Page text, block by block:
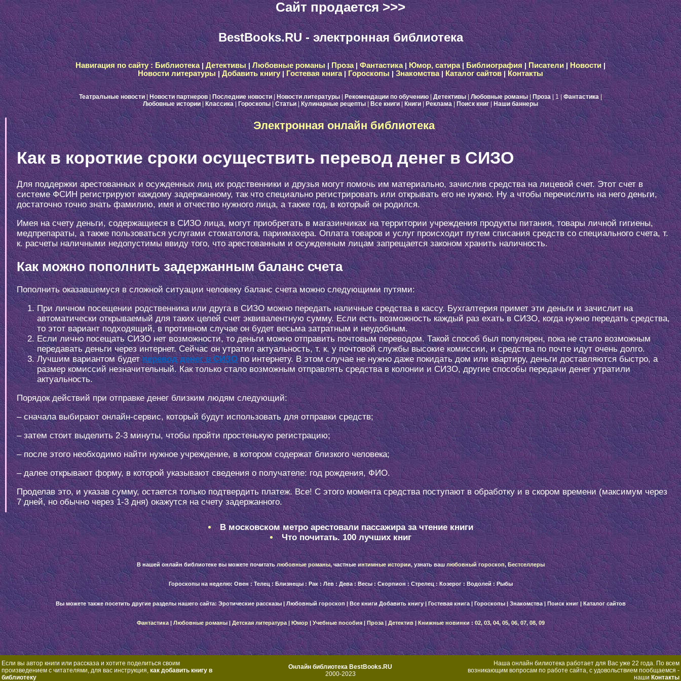
Сайт продается >>>
BestBooks.RU - электронная библиотека
Навигация по сайту : Библиотека| Детективы |Любовные романы|Проза| Фантастика|Юмор, сатира| Библиография| Писатели|Новости |
Новости литературы|Добавить книгу| Гостевая книга| Гороскопы|Знакомства|Каталог сайтов| Контакты
Театральные новости|Новости партнеров| Последние новости|Новости литературы|Рекомендации по обучению |Детективы|Любовные романы|Проза | 1 |Фантастика |
Любовные истории|Классика| Гороскопы|Статьи|Кулинарные рецепты |Все книги|Книги | Реклама| Поиск книг|Наши баннеры
Электронная онлайн библиотека
Как в короткие сроки осуществить перевод денег в СИЗО
Для поддержки арестованных и осужденных лиц их родственники и друзья могут помочь им материально, зачислив средства на лицевой счет. Этот счет в
системе ФСИН регистрируют каждому задержанному, так что специально регистрировать или открывать его не нужно. Ну а чтобы перечислить на него деньги,
достаточно точно знать фамилию, имя и отчество нужного лица, а также год, в который он родился.
Имея на счету деньги, содержащиеся в СИЗО лица, могут приобретать в магазинчиках на территории учреждения продукты питания, товары личной гигиены,
медпрепараты, а также пользоваться услугами стоматолога, парикмахера. Оплата товаров и услуг происходит путем списания средств со специального счета, т.
к. расчеты наличными недопустимы ввиду того, что арестованным и осужденным лицам запрещается законом хранить наличность.
Как можно пополнить задержанным баланс счета
Пополнить оказавшемуся в сложной ситуации человеку баланс счета можно следующими путями:
При личном посещении родственника или друга в СИЗО можно передать наличные средства в кассу. Бухгалтерия примет эти деньги и зачислит на
автоматически открываемый для таких целей счет эквивалентную сумму. Если есть возможность каждый раз ехать в СИЗО, когда нужно передать средства,
то этот вариант подходящий, в противном случае он будет весьма затратным и неудобным.
Если лично посещать СИЗО нет возможности, то деньги можно отправить почтовым переводом. Такой способ был популярен, пока не стало возможным
передавать деньги через интернет. Сейчас он утратил актуальность, т. к. у почтовой службы высокие комиссии, и средства по почте идут очень долго.
Лучшим вариантом будетперевод денег в СИЗО по интернету. В этом случае не нужно даже покидать дом или квартиру, деньги доставляются быстро, а
размер комиссий незначительный. Как только стало возможным отправлять средства в колонии и СИЗО, другие способы передачи денег утратили
актуальность.
Порядок действий при отправке денег близким людям следующий:
– сначала выбирают онлайн-сервис, который будут использовать для отправки средств;
– затем стоит выделить 2-3 минуты, чтобы пройти простенькую регистрацию;
– после этого необходимо найти нужное учреждение, в котором содержат близкого человека;
– далее открывают форму, в которой указывают сведения о получателе: год рождения, ФИО.
Проделав это, и указав сумму, остается только подтвердить платеж. Все! С этого момента средства поступают в обработку и в скором времени (максимум через
7 дней, но обычно через 1-3 дня) окажутся на счету задержанного.
В московском метро арестовали пассажира за чтение книги
Что почитать. 100 лучших книг
В нашей онлайн библиотеке вы можете почитать любовные романы, частныеинтимные истории, узнать ваш любовный гороскоп,Бестселлеры
Гороскопы на неделю: Овен:Телец:Близнецы: Рак: Лев:Дева: Весы:Скорпион: Стрелец : Козерог: Водолей: Рыбы
Вы можете также посетить другие разделы нашего сайта:Эротические рассказы|Любовный гороскоп |Все книги Добавить книгу|Гостевая книга| Гороскопы|Знакомства|Поиск книг|Каталог сайтов
Фантастика|Любовные романы| Детская литература| Юмор| Учебные пособия| Проза| Детектив|Книжные новинки :02, 03,04,05,06, 07, 08,09
Если вы автор книги или рассказа и хотите поделиться своим
произведением с читателями, для вас инструкция, как добавить книгу в
библиотеку
Онлайн библиотека BestBooks.RU
2000-2023
Наша онлайн билиотека работает для Вас уже 22 года. По всем
возникающим вопросам по работе сайта, с удовольствием пообщаемся -
наши Контакты